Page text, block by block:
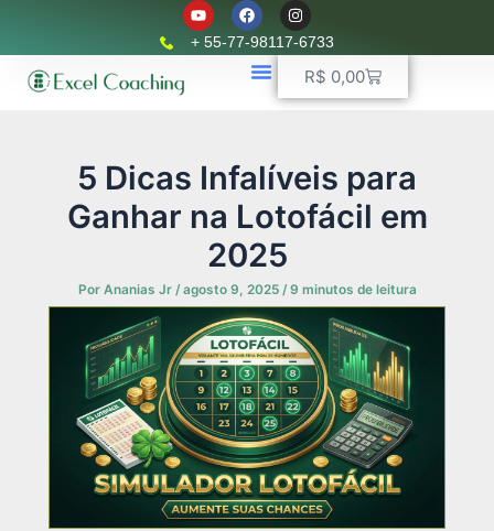
conteúdo
Y
o
u
t
F
a
c
e
b
o
I
n
s
t
r
+ 55-77-98117-6733
R$ 0,00Carrinho
5 Dicas Infalíveis para
Ganhar na Lotofácil em
2025
Por Ananias Jr /agosto 9, 2025 /9 minutos de leitura